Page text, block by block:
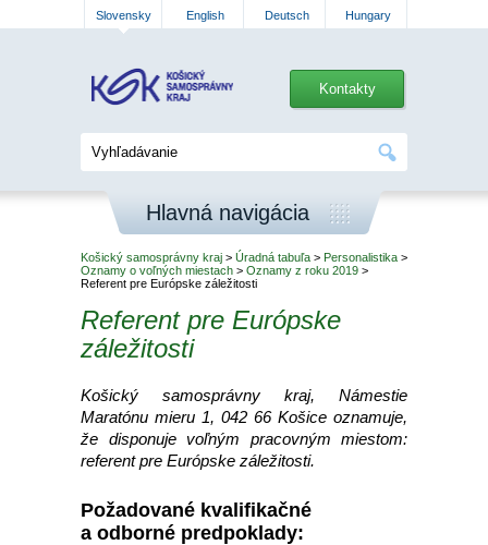
Slovensky English Deutsch Hungary
Kontakty
Hlavná navigácia
Košický samosprávny kraj > Úradná tabuľa > Personalistika >
Oznamy o voľných miestach > Oznamy z roku 2019 >
Referent pre Európske záležitosti
Referent pre Európske
záležitosti
Košický samosprávny kraj, Námestie
Maratónu mieru 1, 042 66 Košice oznamuje,
že disponuje voľným pracovným miestom:
referent pre Európske záležitosti.
Požadované kvalifikačné
a odborné predpoklady: